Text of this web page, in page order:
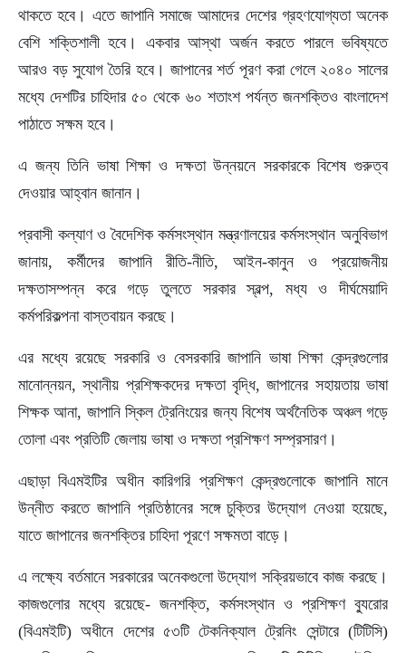
থাকতে হবে। এতে জাপানি সমাজে আমাদের দেশের গ্রহণযোগ্যতা অনেক
বেশি শক্তিশালী হবে। একবার আস্থা অর্জন করতে পারলে ভবিষ্যতে
আরও বড় সুযোগ তৈরি হবে। জাপানের শর্ত পূরণ করা গেলে ২০৪০ সালের
মধ্যে দেশটির চাহিদার ৫০ থেকে ৬০ শতাংশ পর্যন্ত জনশক্তিও বাংলাদেশ
পাঠাতে সক্ষম হবে।
এ জন্য তিনি ভাষা শিক্ষা ও দক্ষতা উন্নয়নে সরকারকে বিশেষ গুরুত্ব
দেওয়ার আহ্বান জানান।
প্রবাসী কল্যাণ ও বৈদেশিক কর্মসংস্থান মন্ত্রণালয়ের কর্মসংস্থান অনুবিভাগ
জানায়, কর্মীদের জাপানি রীতি-নীতি, আইন-কানুন ও প্রয়োজনীয়
দক্ষতাসম্পন্ন করে গড়ে তুলতে সরকার স্বল্প, মধ্য ও দীর্ঘমেয়াদি
কর্মপরিকল্পনা বাস্তবায়ন করছে।
এর মধ্যে রয়েছে সরকারি ও বেসরকারি জাপানি ভাষা শিক্ষা কেন্দ্রগুলোর
মানোন্নয়ন, স্থানীয় প্রশিক্ষকদের দক্ষতা বৃদ্ধি, জাপানের সহায়তায় ভাষা
শিক্ষক আনা, জাপানি স্কিল ট্রেনিংয়ের জন্য বিশেষ অর্থনৈতিক অঞ্চল গড়ে
তোলা এবং প্রতিটি জেলায় ভাষা ও দক্ষতা প্রশিক্ষণ সম্প্রসারণ।
এছাড়া বিএমইটির অধীন কারিগরি প্রশিক্ষণ কেন্দ্রগুলোকে জাপানি মানে
উন্নীত করতে জাপানি প্রতিষ্ঠানের সঙ্গে চুক্তির উদ্যোগ নেওয়া হয়েছে,
যাতে জাপানের জনশক্তির চাহিদা পূরণে সক্ষমতা বাড়ে।
এ লক্ষ্যে বর্তমানে সরকারের অনেকগুলো উদ্যোগ সক্রিয়ভাবে কাজ করছে।
কাজগুলোর মধ্যে রয়েছে- জনশক্তি, কর্মসংস্থান ও প্রশিক্ষণ ব্যুরোর
(বিএমইটি) অধীনে দেশের ৫৩টি টেকনিক্যাল ট্রেনিং সেন্টারে (টিটিসি)